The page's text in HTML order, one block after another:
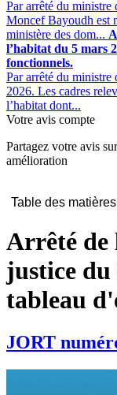
Par arrêté du ministre
Moncef Bayoudh est
ministère des dom...
l’habitat du 5 mars
fonctionnels.
Par arrêté du ministre
2026. Les cadres
l’habitat dont...
Votre avis compte
Partagez votre avis
amélioration
Table des matières
Arrêté de
justice
tableau
JORT